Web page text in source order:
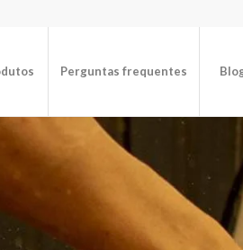
Perguntas frequentes